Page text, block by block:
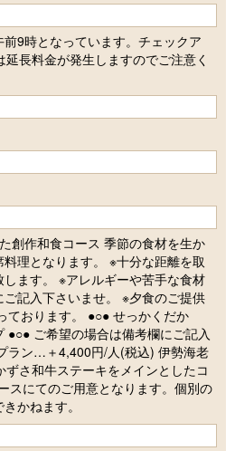
9時となっています。チェックア
長料金が発生しますのでご注意く
創作和食コース 季節の食材を生か
理となります。 ※十分な距離を取
ます。 ※アレルギーや苦手な食材
記入下さいませ。 ※夕食のご提供
ております。 ●○● せっかくだか
●○● ご希望の場合は備考欄にご記入
ラン…＋4,400円/人(税込) 伊勢海老
さ和牛ステーキをメインとしたコ
スにてのご用意となります。個別の
かねます。